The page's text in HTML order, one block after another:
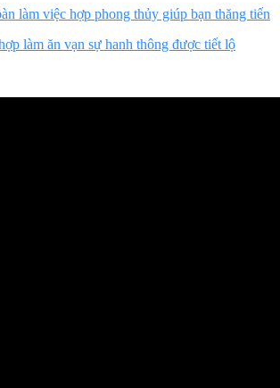
làm việc hợp phong thủy giúp bạn thăng tiến
làm ăn vạn sự hanh thông được tiết lộ